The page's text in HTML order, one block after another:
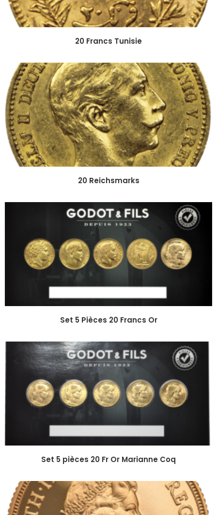
20 Francs Tunisie
20 Reichsmarks
Set 5 Pièces 20 Francs Or
Set 5 pièces 20 Fr Or Marianne Coq